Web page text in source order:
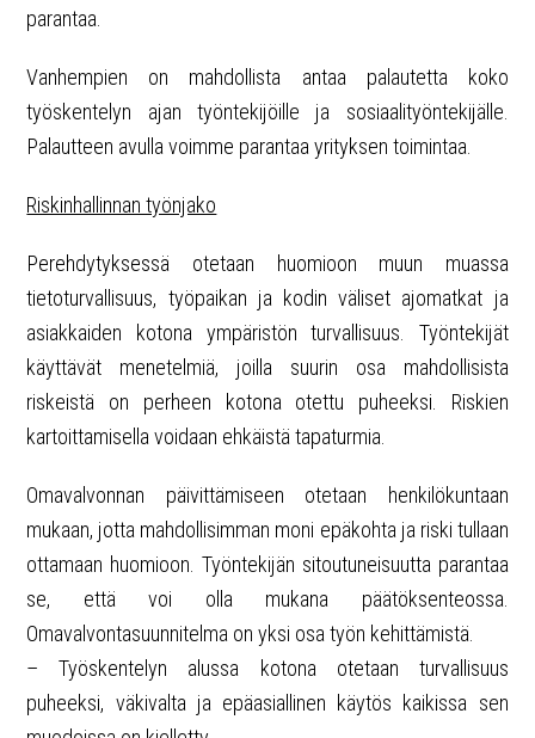
parantaa.
Vanhempien on mahdollista antaa palautetta koko
työskentelyn ajan työntekijöille ja sosiaalityöntekijälle.
Palautteen avulla voimme parantaa yrityksen toimintaa.
Riskinhallinnan työnjako
Perehdytyksessä otetaan huomioon muun muassa
tietoturvallisuus, työpaikan ja kodin väliset ajomatkat ja
asiakkaiden kotona ympäristön turvallisuus. Työntekijät
käyttävät menetelmiä, joilla suurin osa mahdollisista
riskeistä on perheen kotona otettu puheeksi. Riskien
kartoittamisella voidaan ehkäistä tapaturmia.
Omavalvonnan päivittämiseen otetaan henkilökuntaan
mukaan, jotta mahdollisimman moni epäkohta ja riski tullaan
ottamaan huomioon. Työntekijän sitoutuneisuutta parantaa
se, että voi olla mukana päätöksenteossa.
Omavalvontasuunnitelma on yksi osa työn kehittämistä.
– Työskentelyn alussa kotona otetaan turvallisuus
puheeksi, väkivalta ja epäasiallinen käytös kaikissa sen